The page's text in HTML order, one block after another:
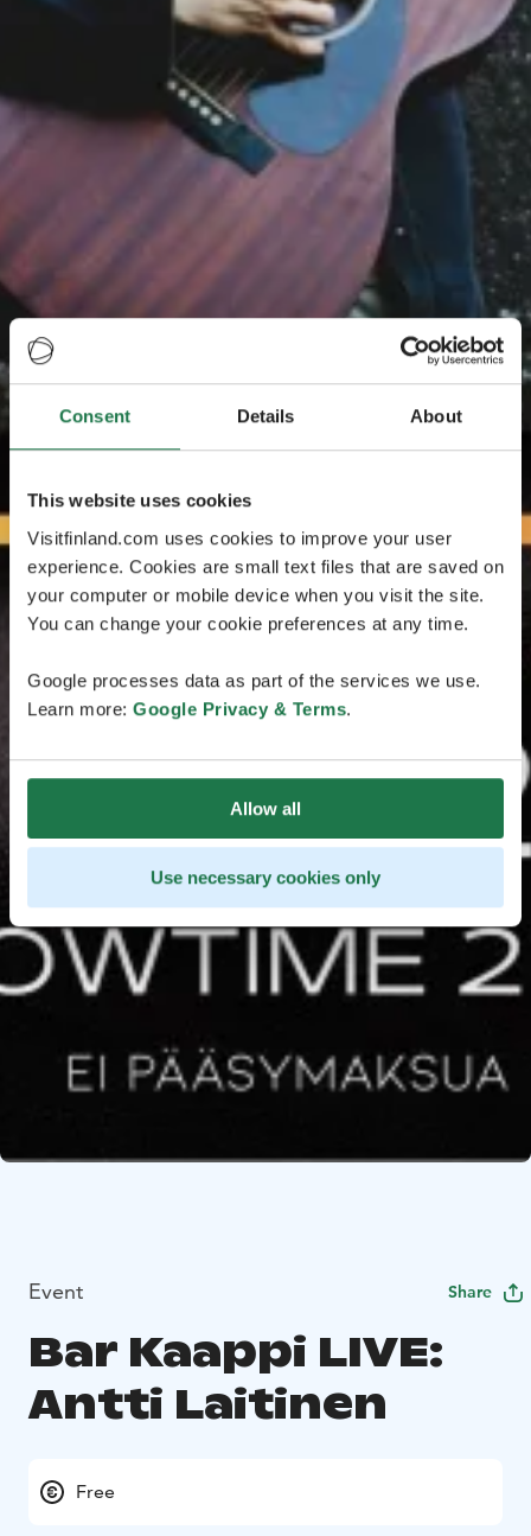
Consent Details About
This website uses cookies
Visitfinland.com uses cookies to improve your user
experience. Cookies are small text files that are saved on
your computer or mobile device when you visit the site.
You can change your cookie preferences at any time.
Google processes data as part of the services we use.
Learn more: Google Privacy & Terms.
Allow all
Use necessary cookies only
Event Share
Bar Kaappi LIVE:
Antti Laitinen
Free